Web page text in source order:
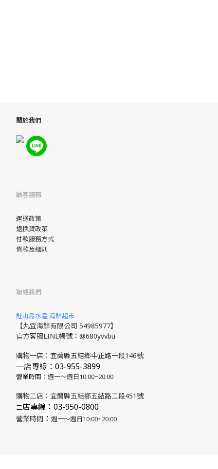
關於我們
顧客服務
運送政策
退換貨政策
付款服務方式
條款及細則
聯絡我們
鮭山島水產 海鮮超市
【丸宜海鮮有限公司 54985977】
官方客服LINE帳號：@680yvvbu
購物一店：宜蘭縣五結鄉中正路一段146號
一店專線：03-955-3899
營業時間： 週一～週日10:00~20:00
購物二店：宜蘭縣五結鄉五結路二段451號
​二店專線 ：03-950-0800
營業時間 ： 週一～週日10:00~20:00